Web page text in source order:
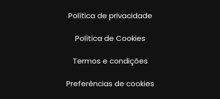
Política de privacidade
Política de Cookies
Termos e condições
Preferências de cookies